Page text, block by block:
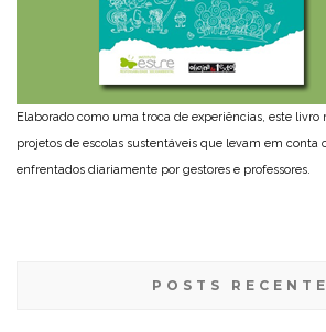
Elaborado como uma troca de experiências, este livro
projetos de escolas sustentáveis que levam em conta
enfrentados diariamente por gestores e professores.
POSTS